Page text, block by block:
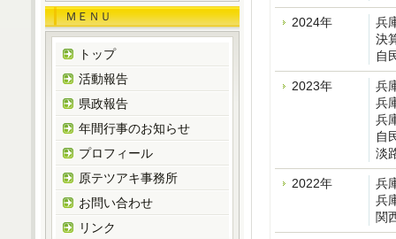
2024年
兵
決
自
2023年
兵
兵
兵
自
淡
2022年
兵
兵
関
ＭＥＮＵ
トップ
活動報告
県政報告
年間行事のお知らせ
プロフィール
原テツアキ事務所
お問い合わせ
リンク